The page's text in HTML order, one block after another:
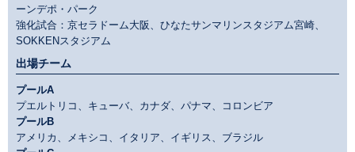
ーンデポ・パーク
強化試合：京セラドーム大阪、ひなたサンマリンスタジアム宮崎、
SOKKENスタジアム
出場チーム
プールA
プエルトリコ、キューバ、カナダ、パナマ、コロンビア
プールB
アメリカ、メキシコ、イタリア、イギリス、ブラジル